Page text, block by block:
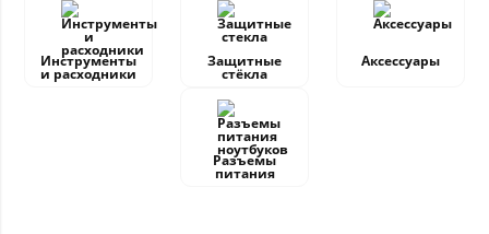
Инструменты
и расходники
Защитные
стёкла
Аксессуары
Разъемы
питания